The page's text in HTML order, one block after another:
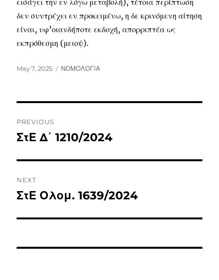
εισάγει την εν λόγω μεταβολή), τέτοια περίπτωση
δεν συντρέχει εν προκειμένω, η δε κρινόμενη αίτηση
είναι, υφ’οιανδήποτε εκδοχή, απορριπτέα ως
εκπρόθεσμη (μειοψ).
May 7, 2025 ΝΟΜΟΛΟΓΙΑ
PREVIOUS
ΣτΕ Δ΄ 1210/2024
NEXT
ΣτΕ Ολομ. 1639/2024